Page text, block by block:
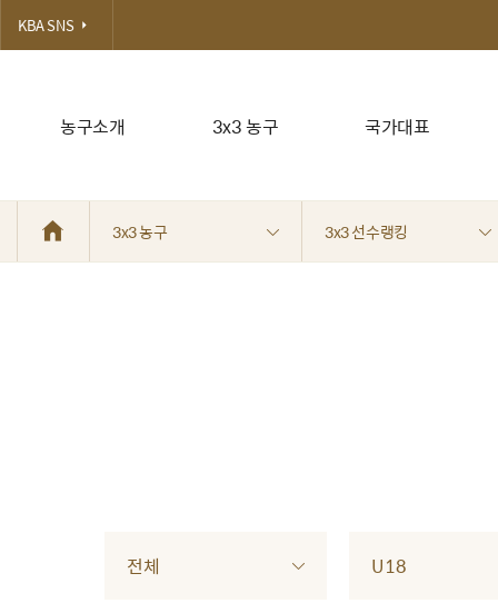
농구소개 3x3 농구 국가대표
KBA SNS
3x3 농구 3x3 선수랭킹
전체 U18